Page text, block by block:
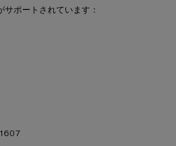
ポートされています：